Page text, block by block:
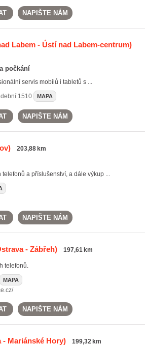
NAPIŠTE NÁM
Labem - Ústí nad Labem-centrum)
počkání
servis mobilů i tabletů s ...
1510 MAPA
NAPIŠTE NÁM
203,88 km
a příslušenství, a dále výkup ...
NAPIŠTE NÁM
- Zábřeh) 197,61 km
telefonů.
MAPA
NAPIŠTE NÁM
Mariánské Hory) 199,32 km